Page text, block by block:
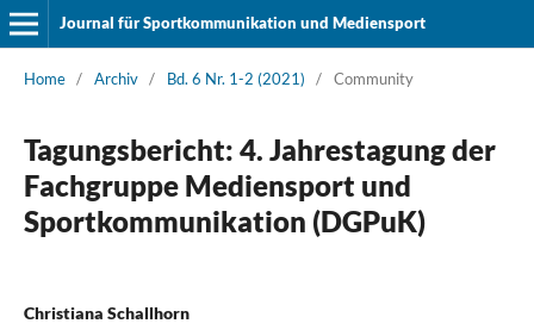
Journal für Sportkommunikation und Mediensport
Home / Archiv / Bd. 6 Nr. 1-2 (2021) / Community
Tagungsbericht: 4. Jahrestagung der
Fachgruppe Mediensport und
Sportkommunikation (DGPuK)
Christiana Schallhorn